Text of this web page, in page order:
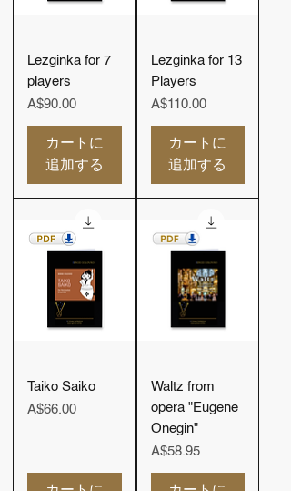
Lezginka for 7
players
価格
A$90.00
カートに
追加する
Lezginka for 13
Players
価格
A$110.00
カートに
追加する
Taiko Saiko
価格
A$66.00
Waltz from
opera "Eugene
Onegin"
価格
A$58.95